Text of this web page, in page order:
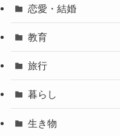
恋愛・結婚
教育
旅行
暮らし
生き物